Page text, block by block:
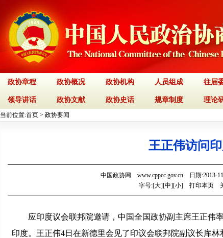
政协章程 政协概况 政协机构 人员组成 往届
领导讲话 政协文献 政协史话 规章制度 理论
当前位置:首页 > 政协要闻
王正伟访问
中国政协网 www.cppcc.gov.cn 日期:2013-
字号:[大][中][小] 打印本页
应印度议会联邦院邀请，中国全国政协副主席王正伟
印度。王正伟4日在新德里会见了印议会联邦院副议长库